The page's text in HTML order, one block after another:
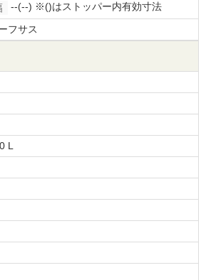
--(--) ※()はストッパー内有効寸法
フサス
L